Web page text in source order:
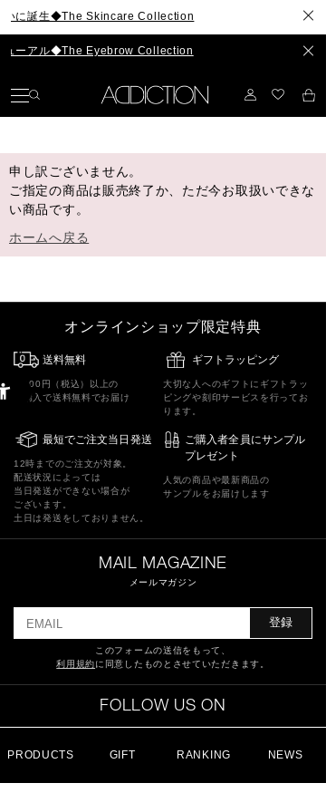
いに誕生◆The Skincare Collection
ューアル◆The Eyebrow Collection
申し訳ございません。
ご指定の商品は販売終了か、ただ今お取扱いできな
い商品です。
ホームへ戻る
PRODUCTS GIFT RANKING NEWS
オンラインショップ限定特典
送料無料
5,500円（税込）以上の
ご購入で送料無料でお届け
ギフトラッピング
大切な人へのギフトにギフトラッ
ピングや刻印サービスを行ってお
ります。
最短でご注文当日発送
12時までのご注文が対象。
配送状況によっては
当日発送ができない場合が
ございます。
土日は発送をしておりません。
ご購入者全員にサンプル
プレゼント
人気の商品や最新商品の
サンプルをお届けします
MAIL MAGAZINE
メールマガジン
登録
このフォームの送信をもって、
利用規約に同意したものとさせていただきます。
FOLLOW US ON
特定商取引法に基づく表記 ショッピングガイド